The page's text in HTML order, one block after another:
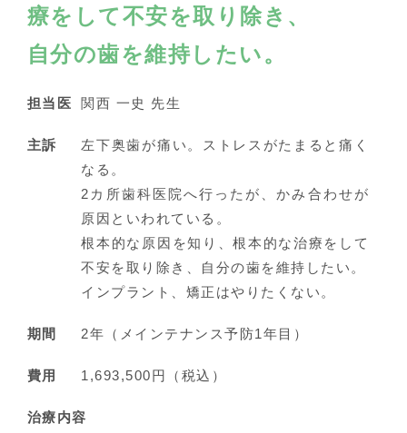
療をして不安を取り除き、
自分の歯を維持したい。
担当医 関西 一史 先生
主訴
左下奥歯が痛い。ストレスがたまると痛く
なる。
2カ所歯科医院へ行ったが、かみ合わせが
原因といわれている。
根本的な原因を知り、根本的な治療をして
不安を取り除き、自分の歯を維持したい。
インプラント、矯正はやりたくない。
期間 2年（メインテナンス予防1年目）
費用 1,693,500円（税込）
治療内容